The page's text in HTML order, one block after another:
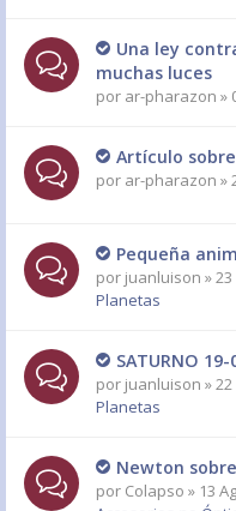
Una ley
muchas luces
por ar-pharazon »
Artículo sobre
por ar-pharazon »
Pequeña
por juanluison »
Planetas
SATURNO 19-
por juanluison »
Planetas
Newton sobre
por Colapso » 13